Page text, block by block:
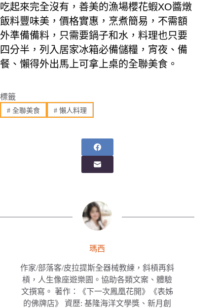
吃起來完全沒有，善美的漁場櫻花蝦XO醬燉
飯料豐味美，價格實惠，烹煮簡易，不需額
外準備備料，只需要鍋子和水，料理也只要
四分半，列入居家冰箱必備儲糧，宵夜、備
餐、懶得外出馬上可拿上桌的全聯美食。
標籤
#全聯美食 #懶人料理
瑪西
作家/部落客/皮拉提斯全器械教練，斜槓再斜
槓，人生像座遊樂園。協助各類文案、體驗
文撰寫。 著作：《下一次鳳凰花開》《表姊
的佛牌店》 資歷: 基隆海洋文學獎、新月創